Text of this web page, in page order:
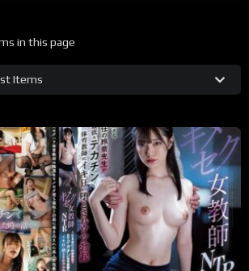
Items
in this page